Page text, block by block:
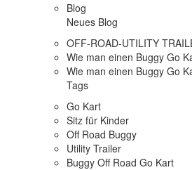
Blog
Neues Blog
OFF-ROAD-UTILITY
Wie man einen Buggy Go
Wie man einen Buggy Go
Tags
Go Kart
Sitz für Kinder
Off Road Buggy
Utility Trailer
Buggy Off Road Go Kart